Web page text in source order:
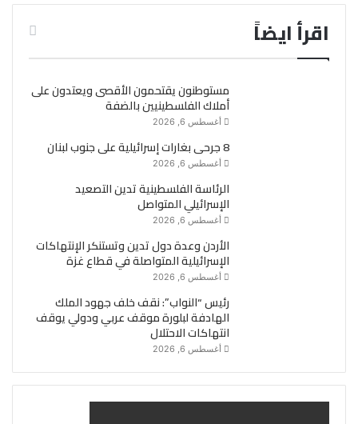
اقرأ ايضاً
مستوطنون يقتحمون الأقصى ويعتدون على
أملاك الفلسطينيين بالضفة
أغسطس 6, 2026
8 جرحى بغارات إسرائيلية على جنوب لبنان
أغسطس 6, 2026
الرئاسة الفلسطينية تدين التصعيد
الإسرائيلي المتواصل
أغسطس 6, 2026
الأردن وعدة دول تدين وتستنكر الإنتهاكات
الإسرائيلية المتواصلة في قطاع غزة
أغسطس 6, 2026
رئيس “النواب”: نقف خلف جهود الملك
الهادفة لبلورة موقف عربي ودولي يوقف
انتهاكات الاحتلال
أغسطس 6, 2026